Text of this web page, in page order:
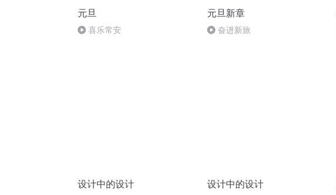
元旦
喜乐常安
元旦新章
奋进新旅
设计中的设计 设计中的设计